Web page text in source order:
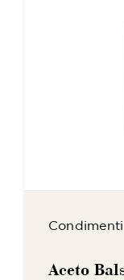
Condimenti
Aceto